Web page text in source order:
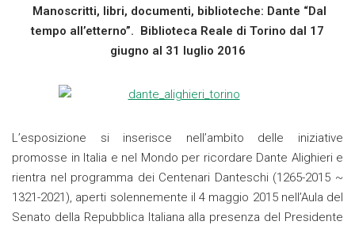
Manoscritti, libri, documenti, biblioteche: Dante “Dal
tempo all’etterno”. Biblioteca Reale di Torino dal 17
giugno al 31 luglio 2016
L’esposizione si inserisce nell’ambito delle iniziative
promosse in Italia e nel Mondo per ricordare Dante Alighieri e
rientra nel programma dei Centenari Danteschi (1265-2015 ~
1321-2021), aperti solennemente il 4 maggio 2015 nell’Aula del
Senato della Repubblica Italiana alla presenza del Presidente